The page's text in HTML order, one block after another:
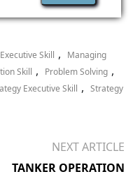
Executive Skill ,
Managing
Skill , Problem Solving ,
Executive Skill , Strategy
NEXT ARTICLE
TANKER OPERATION